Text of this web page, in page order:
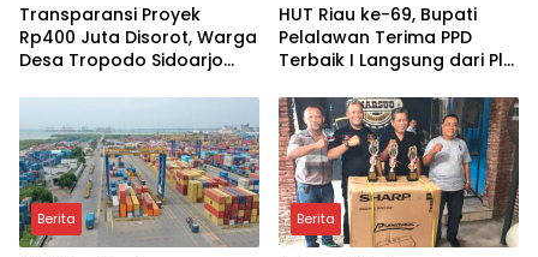
Transparansi Proyek
Rp400 Juta Disorot, Warga
Desa Tropodo Sidoarjo
Anggaran Lapangan
Olahraga
HUT Riau ke-69, Bupati
Pelalawan Terima PPD
Terbaik I Langsung dari Plt.
Berita Berita